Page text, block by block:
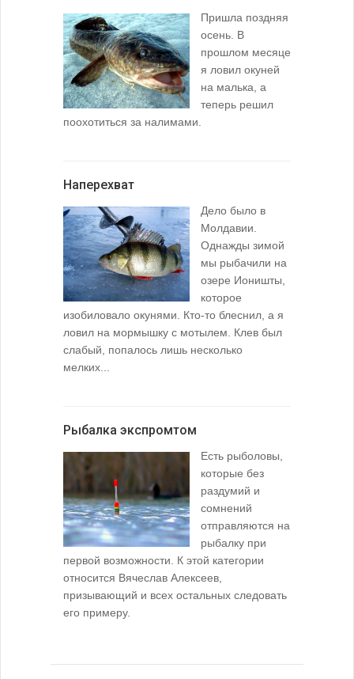
Пришла поздняя
осень. В
прошлом месяце
я ловил окуней
на малька, а
теперь решил
поохотиться за налимами.
Наперехват
Дело было в
Молдавии.
Однажды зимой
мы рыбачили на
озере Ионишты,
которое
изобиловало окунями. Кто-то блеснил, а я
ловил на мормышку с мотылем. Клев был
слабый, попалось лишь несколько
мелких...
Рыбалка экспромтом
Есть рыболовы,
которые без
раздумий и
сомнений
отправляются на
рыбалку при
первой возможности. К этой категории
относится Вячеслав Алексеев,
призывающий и всех остальных следовать
его примеру.